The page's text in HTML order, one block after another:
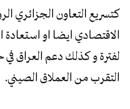
كتسريع التعاون الجزائري
الاقتصادي ايضا او استعادة
لفترة و كذلك دعم العراق
التقرب من العملاق الصيني.